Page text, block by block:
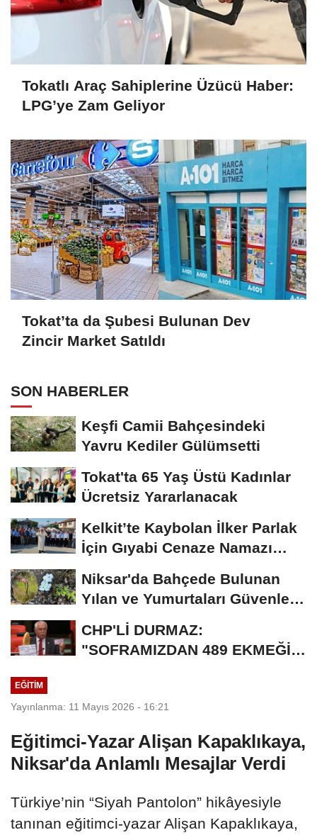
Tokatlı Araç Sahiplerine Üzücü Haber:
LPG’ye Zam Geliyor
Tokat’ta da Şubesi Bulunan Dev
Zincir Market Satıldı
SON HABERLER
Keşfi Camii Bahçesindeki
Yavru Kediler Gülümsetti
Tokat'ta 65 Yaş Üstü Kadınlar
Ücretsiz Yararlanacak
Kelkit’te Kaybolan İlker Parlak
İçin Gıyabi Cenaze Namazı
Niksar'da Bahçede Bulunan
Yılan ve Yumurtaları Güvenle
Taşındı
CHP'Lİ DURMAZ:
"SOFRAMIZDAN 489 EKMEĞİ
EĞİTİM
Yayınlanma: 11 Mayıs 2026 - 16:21
Eğitimci-Yazar Alişan Kapaklıkaya,
Niksar'da Anlamlı Mesajlar Verdi
Türkiye’nin “Siyah Pantolon” hikâyesiyle
tanınan eğitimci-yazar Alişan Kapaklıkaya,